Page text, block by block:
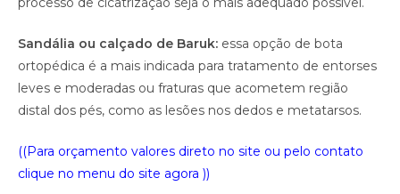
Sandália ou calçado de Baruk: essa opção de bota
ortopédica é a mais indicada para tratamento de entorses
leves e moderadas ou fraturas que acometem região
distal dos pés, como as lesões nos dedos e metatarsos.
((Para orçamento valores direto no site ou pelo contato
clique no menu do site agora ))